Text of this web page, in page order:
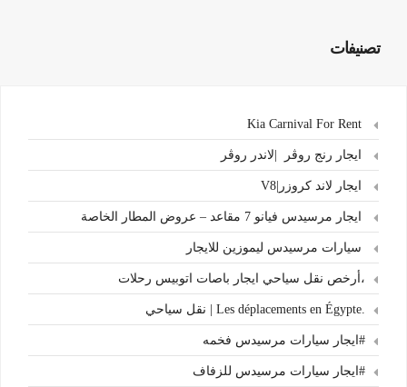
تصنيفات
ايجار رنج روڤر |لاندر روڤر
ايجار لاند كروزر|V8
ايجار مرسيدس فيانو 7 مقاعد – عروض المطار الخاصة
سيارات مرسيدس ليموزين للايجار
،أرخص نقل سياحي ايجار باصات اتوبيس رحلات
.Les déplacements en Égypte | نقل سياحي
#ايجار سيارات مرسيدس فخمه
#ايجار سيارات مرسيدس للزفاف